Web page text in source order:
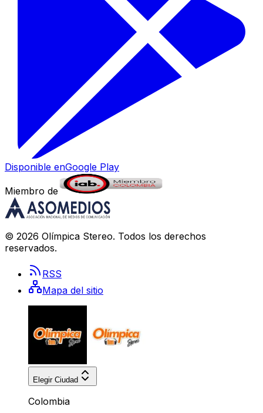
Disponible enGoogle Play
Miembro de
© 2026 Olímpica Stereo. Todos los derechos
reservados.
RSS
Mapa del sitio
Elegir Ciudad
Colombia